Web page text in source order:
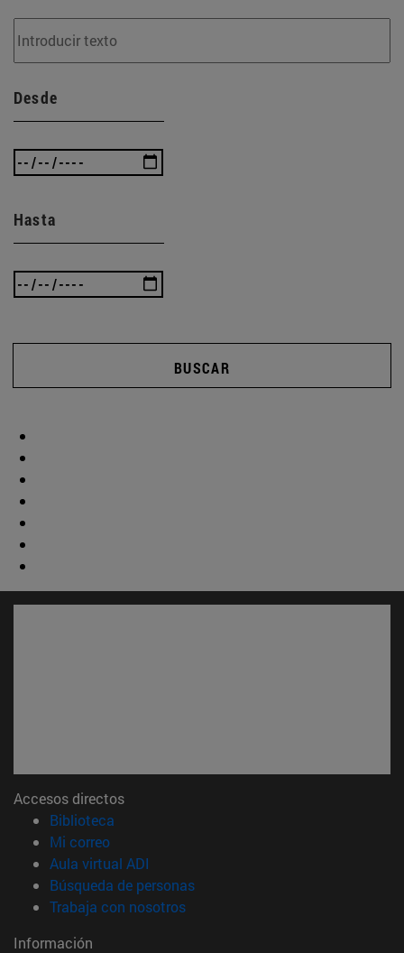
Desde
Hasta
BUSCAR
Accesos directos
Biblioteca
Mi correo(abre en nueva ventana)
Aula virtual ADI
Búsqueda de personas(abre en nueva ventana)
Trabaja con nosotros(abre en nueva ventana)
Información